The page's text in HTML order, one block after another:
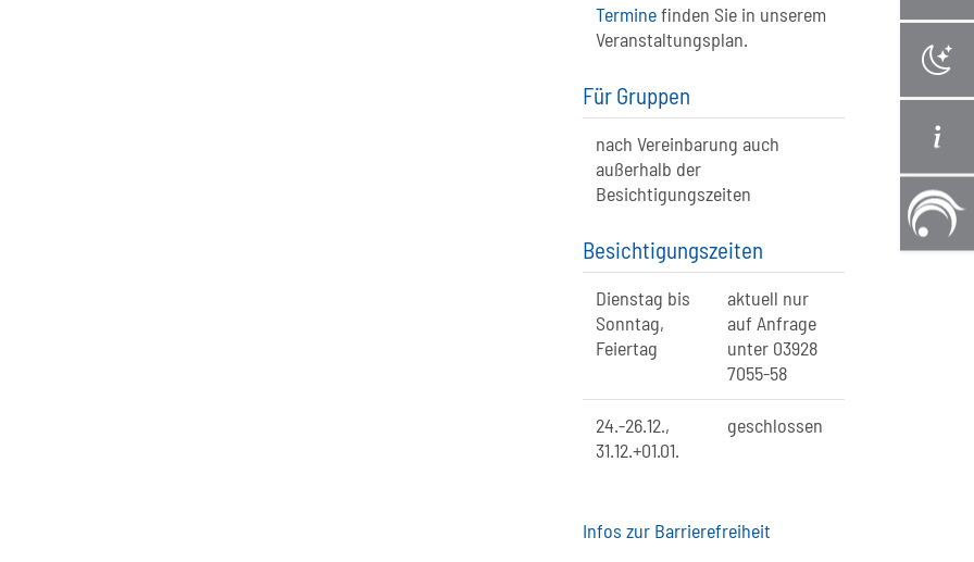
Terminefinden Sie in unserem
Veranstaltungsplan.
Für Gruppen
nach Vereinbarung auch
außerhalb der
Besichtigungszeiten
Besichtigungszeiten
Dienstag bis
Sonntag,
Feiertag
aktuell nur
auf Anfrage
unter 03928
7055-58
24.-26.12.,
31.12.+01.01.
geschlossen
Infos zur Barrierefreiheit